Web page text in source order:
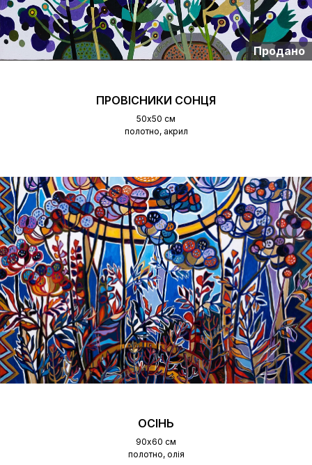
Продано
ПРОВІСНИКИ СОНЦЯ
50х50 см
полотно, акрил
ОСІНЬ
90х60 см
полотно, олія